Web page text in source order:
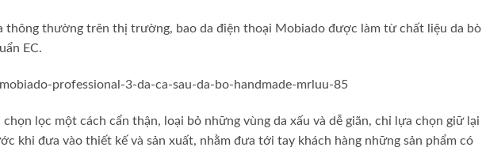
thông thường trên thị trường, bao da điện thoại Mobiado được làm từ chất liệu da bò
EC.
lọc một cách cẩn thận, loại bỏ những vùng da xấu và dễ giãn, chỉ lựa chọn giữ lại
khi đưa vào thiết kế và sản xuất, nhằm đưa tới tay khách hàng những sản phẩm có